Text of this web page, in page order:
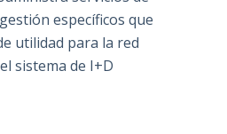
específicos que
utilidad para la red
sistema de I+D